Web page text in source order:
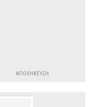
ΑΠΟΘΉΚΕΥΣΗ